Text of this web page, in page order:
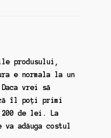
produsului,
e normala la un
Daca vrei să
că îl poți primi
200 de lei. La
va adăuga costul